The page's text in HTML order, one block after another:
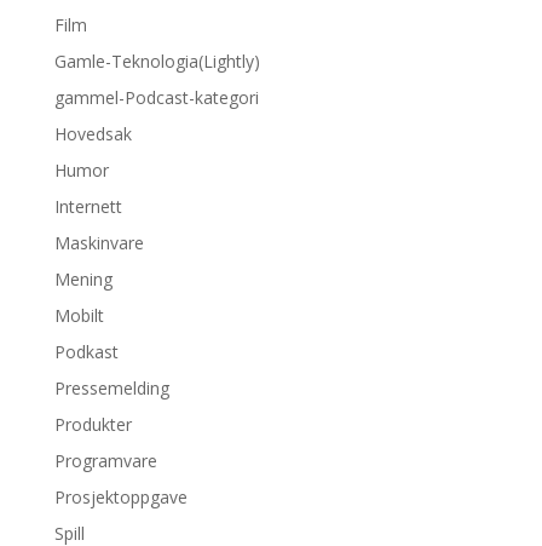
Film
Gamle-Teknologia(Lightly)
gammel-Podcast-kategori
Hovedsak
Humor
Internett
Maskinvare
Mening
Mobilt
Podkast
Pressemelding
Produkter
Programvare
Prosjektoppgave
Spill